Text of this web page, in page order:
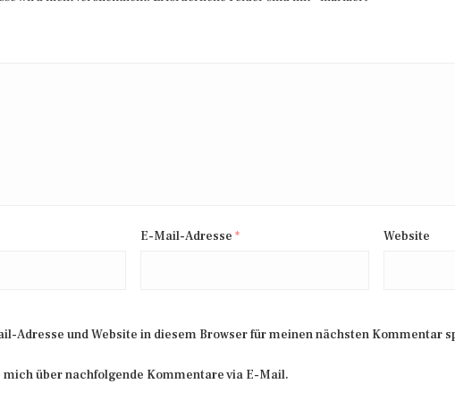
E-Mail-Adresse * Website
Adresse und Website in diesem Browser für meinen nächsten Kommentar
über nachfolgende Kommentare via E-Mail.